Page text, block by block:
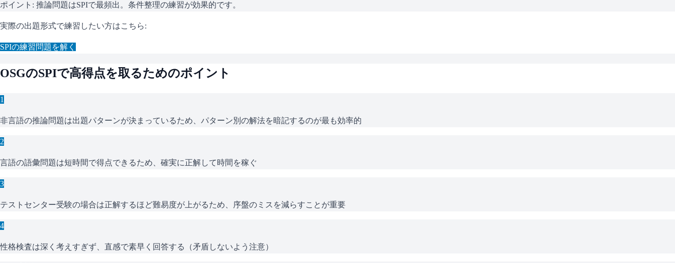
ポイント: 推論問題はSPIで最頻出。条件整理の練習が効果的です。
実際の出題形式で練習したい方はこちら:
SPIの練習問題を解く
OSGのSPIで高得点を取るためのポイント
1
非言語の推論問題は出題パターンが決まっているため、パターン別の解法を暗記するのが最も効率的
2
言語の語彙問題は短時間で得点できるため、確実に正解して時間を稼ぐ
3
テストセンター受験の場合は正解するほど難易度が上がるため、序盤のミスを減らすことが重要
4
性格検査は深く考えすぎず、直感で素早く回答する（矛盾しないよう注意）